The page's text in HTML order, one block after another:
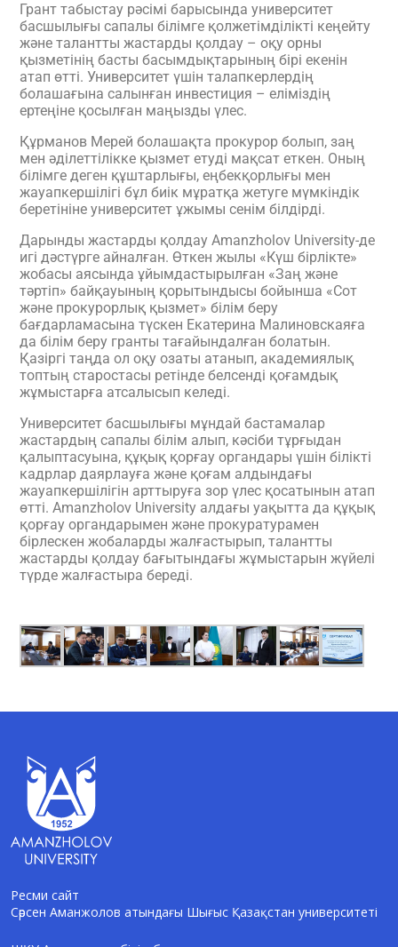
Грант табыстау рәсімі барысында университет
басшылығы сапалы білімге қолжетімділікті кеңейту
және талантты жастарды қолдау – оқу орны
қызметінің басты басымдықтарының бірі екенін
атап өтті. Университет үшін талапкерлердің
болашағына салынған инвестиция – еліміздің
ертеңіне қосылған маңызды үлес.
Құрманов Мерей болашақта прокурор болып, заң
мен әділеттілікке қызмет етуді мақсат еткен. Оның
білімге деген құштарлығы, еңбекқорлығы мен
жауапкершілігі бұл биік мұратқа жетуге мүмкіндік
беретініне университет ұжымы сенім білдірді.
Дарынды жастарды қолдау Amanzholov University-де
игі дәстүрге айналған. Өткен жылы «Күш бірлікте»
жобасы аясында ұйымдастырылған «Заң және
тәртіп» байқауының қорытындысы бойынша «Сот
және прокурорлық қызмет» білім беру
бағдарламасына түскен Екатерина Малиновскаяға
да білім беру гранты тағайындалған болатын.
Қазіргі таңда ол оқу озаты атанып, академиялық
топтың старостасы ретінде белсенді қоғамдық
жұмыстарға атсалысып келеді.
Университет басшылығы мұндай бастамалар
жастардың сапалы білім алып, кәсіби тұрғыдан
қалыптасуына, құқық қорғау органдары үшін білікті
кадрлар даярлауға және қоғам алдындағы
жауапкершілігін арттыруға зор үлес қосатынын атап
өтті. Amanzholov University алдағы уақытта да құқық
қорғау органдарымен және прокуратурамен
бірлескен жобаларды жалғастырып, талантты
жастарды қолдау бағытындағы жұмыстарын жүйелі
түрде жалғастыра береді.
Ресми сайт
Сәрсен Аманжолов атындағы Шығыс Қазақстан университеті
AI-Talapker